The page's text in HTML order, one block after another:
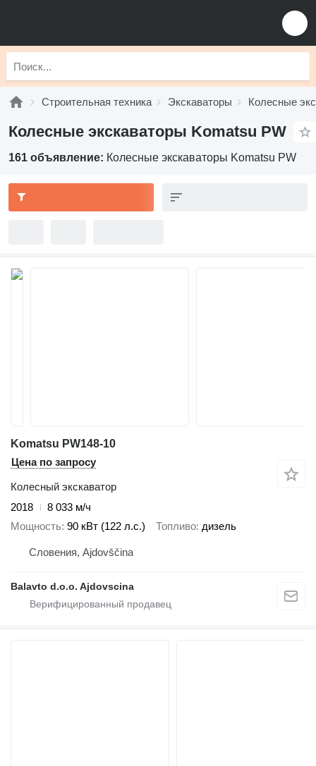
Строительная техника Экскаваторы Колесные
Колесные экскаваторы Komatsu PW
161 объявление: Колесные экскаваторы Komatsu PW
Komatsu PW148-10
Цена по запросу
Колесный экскаватор
2018
8 033 м/ч
Мощность 90 кВт (122 л.с.) Топливо дизель
Словения, Ajdovščina
Balavto d.o.o. Ajdovscina